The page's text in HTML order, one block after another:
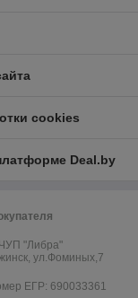
cookies
Deal.by
ЧУП "Либра"
ул.Фоминых,7
ЕГР: 690033361